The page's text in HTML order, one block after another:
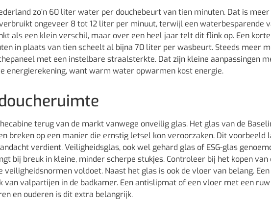
zo’n 60 liter water per douchebeurt van tien minuten. Dat is
verbruikt ongeveer 8 tot 12 liter per minuut, terwijl een waterbesparende
als een klein verschil, maar over een heel jaar telt dit flink op. Een
in plaats van tien scheelt al bijna 70 liter per wasbeurt. Steeds meer
met een instelbare straalsterkte. Dat zijn kleine aanpassingen
energierekening, want warm water opwarmen kost energie.
terug van de markt vanwege onveilig glas. Het glas van de
breken op een manier die ernstig letsel kon veroorzaken. Dit voorbeeld
verdient. Veiligheidsglas, ook wel gehard glas of ESG-glas
bij breuk in kleine, minder scherpe stukjes. Controleer bij het kopen van
veiligheidsnormen voldoet. Naast het glas is ook de vloer van belang.
van valpartijen in de badkamer. Een antislipmat of een vloer met een
en ouderen is dit extra belangrijk.